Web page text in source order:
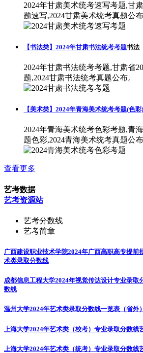
2024年甘肃美术统考速写考题,甘
题速写,2024甘肃美术统考真题公布
【书法类】2024年甘肃书法统考考题书法
2024年甘肃书法统考考题,甘肃省
题,2024甘肃书法统考真题公布。
【美术类】2024年青海美术统考考题(色彩)
2024年青海美术统考色彩考题,青
题色彩,2024青海美术统考真题公布
查看更多
艺考数据
艺考资源站
艺考分数线
艺考简章
广西建设职业技术学院2024年广西高职高专提前
术类录取分数线
成都信息工程大学2024年视觉传达设计专业录取
数线
温州大学2024年艺术类录取分数线一览表（省外）
上海大学2024年艺术类（校考）专业录取分数线
上海大学2024年艺术类（统考）专业录取分数线